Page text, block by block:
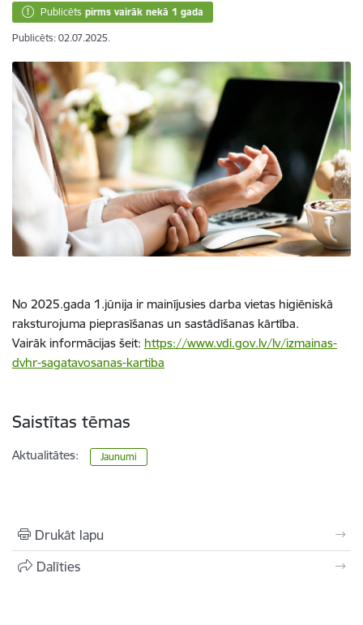
Publicēts pirms vairāk nekā 1 gada
Publicēts: 02.07.2025.
No 2025.gada 1.jūnija ir mainījusies darba vietas higiēniskā
raksturojuma pieprasīšanas un sastādīšanas kārtība.
Vairāk informācijas šeit: https://www.vdi.gov.lv/lv/izmainas-
dvhr-sagatavosanas-kartiba
Saistītas tēmas
Aktualitātes: Jaunumi
Drukāt lapu
Dalīties